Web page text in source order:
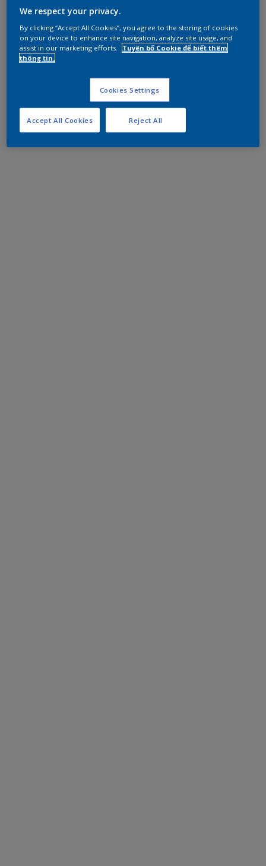
We respect your privacy.
By clicking “Accept All Cookies”, you agree to the storing of cookies
on your device to enhance site navigation, analyze site usage, and
assist in our marketing efforts.
Tuyên bố Cookie để biết thêm
thông tin.
Cookies Settings
Reject All
Accept All Cookies